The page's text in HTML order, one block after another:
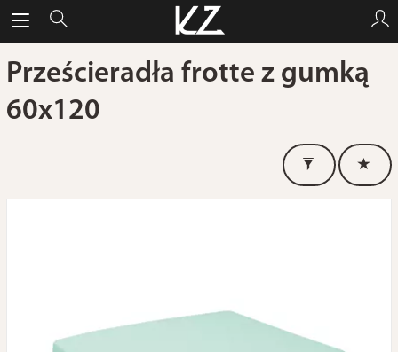
Prześcieradła frotte z gumką
60x120